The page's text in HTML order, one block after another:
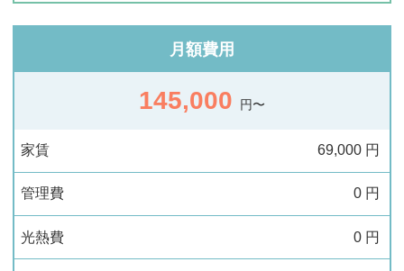
月額費用
145,000 円〜
家賃 69,000 円
管理費 0 円
光熱費 0 円